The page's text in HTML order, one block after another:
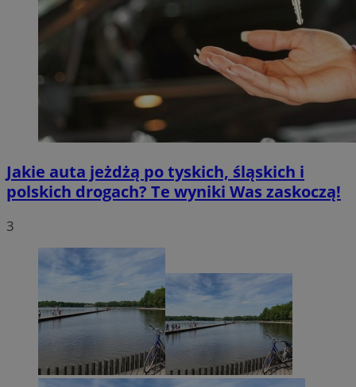
Jakie auta jeżdżą po tyskich, śląskich i
polskich drogach? Te wyniki Was zaskoczą!
3